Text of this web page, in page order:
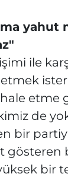
yahut
ile karşı
etme
de
bir
gösteren
bir